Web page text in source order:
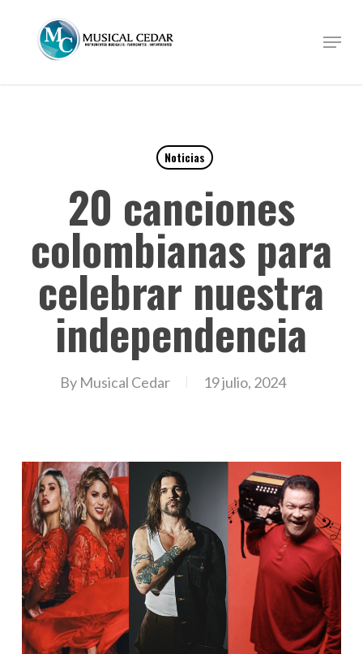
Menu
Noticias
20 canciones
colombianas para
celebrar nuestra
independencia
By Musical Cedar 19 julio, 2024
Close